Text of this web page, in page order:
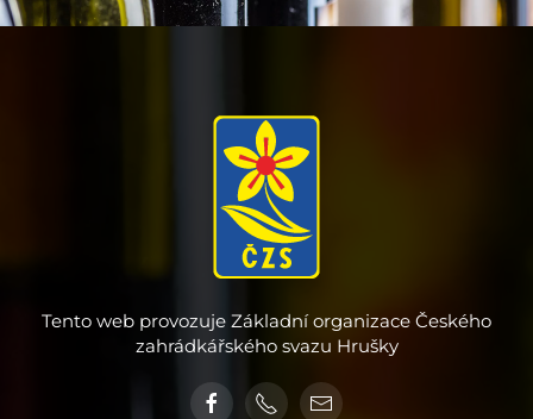
Tento web provozuje Základní organizace Českého
zahrádkářského svazu Hrušky